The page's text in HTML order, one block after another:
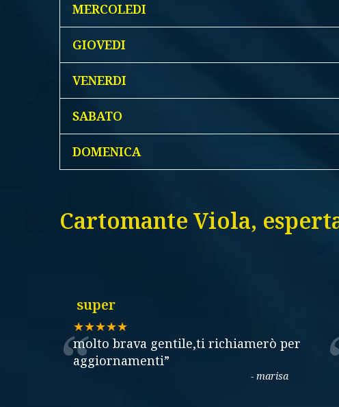
MERCOLEDI
GIOVEDI
VENERDI
SABATO
DOMENICA
Cartomante Viola,
super
★★★★★
“
molto brava gentile,ti richiamerò per
aggiornamenti”
- marisa